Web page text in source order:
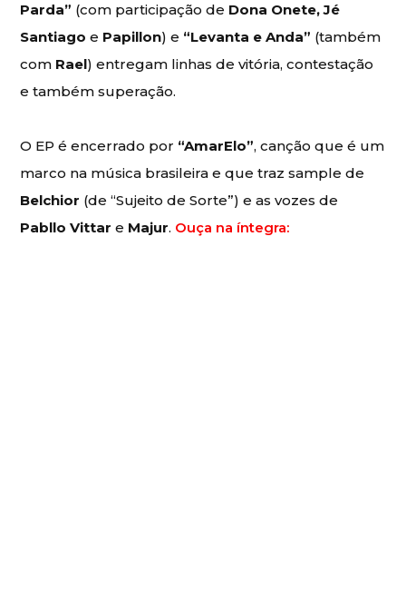
Parda” (com participação de Dona Onete, Jé
Santiago e Papillon) e “Levanta e Anda” (também
com Rael) entregam linhas de vitória, contestação
e também superação.
O EP é encerrado por “AmarElo”, canção que é um
marco na música brasileira e que traz sample de
Belchior (de “Sujeito de Sorte”) e as vozes de
Pabllo Vittar e Majur. Ouça na íntegra: